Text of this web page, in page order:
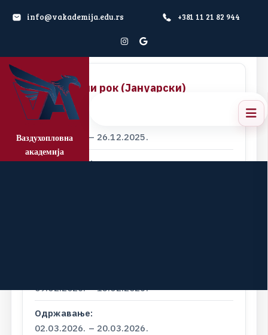
info@vakademija.edu.rs +381 11 21 82 944
Ваздухопловна
академија
Одржавање:
IIIиспит ни рок (Јануарски)
Пријава:
22.12.2025. – 26.12.2025.
Одржавање:
09.02.2026. – 13.02.2026.
Одржавање:
02.03.2026. – 20.03.2026.